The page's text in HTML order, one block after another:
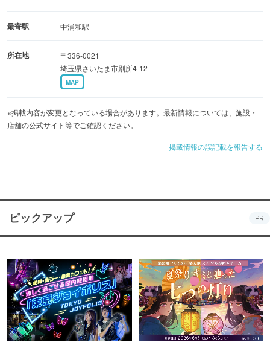
最寄駅 中浦和駅
所在地
〒336-0021
埼玉県さいたま市別所4-12
MAP
※掲載内容が変更となっている場合があります。最新情報については、施設・
店舗の公式サイト等でご確認ください。
掲載情報の誤記載を報告する
ピックアップ PR